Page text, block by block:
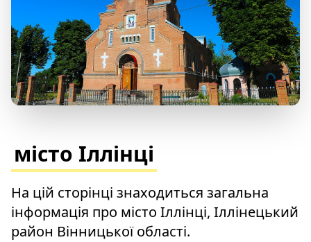
місто Іллінці
На цій сторінці знаходиться загальна
інформація про місто Іллінці, Іллінецький
район Вінницької області.